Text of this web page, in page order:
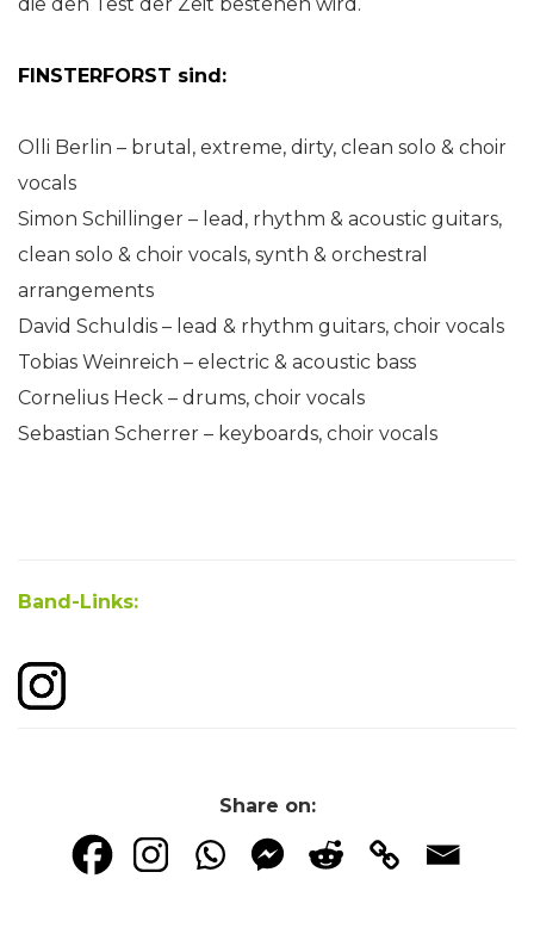
FINSTERFORST sind:
Olli Berlin – brutal, extreme, dirty, clean solo & choir
vocals
Simon Schillinger – lead, rhythm & acoustic guitars,
clean solo & choir vocals, synth & orchestral
arrangements
David Schuldis – lead & rhythm guitars, choir vocals
Tobias Weinreich – electric & acoustic bass
Cornelius Heck – drums, choir vocals
Sebastian Scherrer – keyboards, choir vocals
Band-Links:
Share on: